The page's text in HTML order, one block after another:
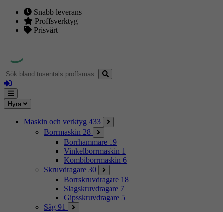
Snabb leverans
Proffsverktyg
Prisvärt
Sök
bland
tusentals
proffsmaskiner
Logga
in
Mina
sidor
Meny
Hyra
Maskin och verktyg 433
Borrmaskin 28
Borrhammare 19
Vinkelborrmaskin 1
Kombiborrmaskin 6
Skruvdragare 30
Borrskruvdragare 18
Slagskruvdragare 7
Gipsskruvdragare 5
Såg 91